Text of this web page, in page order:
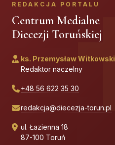
REDAKCJA PORTALU
Centrum Medialne
Diecezji Toruńskiej
ks. Przemysław Witkowski
Redaktor naczelny
+48 56 622 35 30
redakcja@diecezja-torun.pl
ul. Łazienna 18
87-100 Toruń